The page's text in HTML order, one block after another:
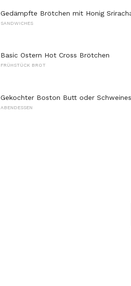
Gedämpfte Brötchen mit Honig
SANDWICHES
Basic Ostern Hot Cross Brötchen
FRÜHSTÜCK BROT
Gekochter Boston Butt oder
ABENDESSEN